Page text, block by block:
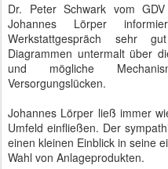
Dr. Peter Schwark vom GDV
Johannes Lörper
Werkstattgespräch sehr
Diagrammen untermalt über
und mögliche
Versorgungslücken.
Johannes Lörper ließ immer
Umfeld einfließen. Der
einen kleinen Einblick in seine
Wahl von Anlageprodukten.